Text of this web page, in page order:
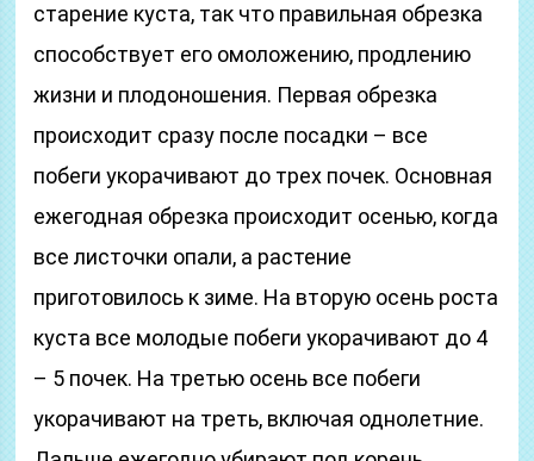
старение куста, так что правильная обрезка
способствует его омоложению, продлению
жизни и плодоношения. Первая обрезка
происходит сразу после посадки – все
побеги укорачивают до трех почек. Основная
ежегодная обрезка происходит осенью, когда
все листочки опали, а растение
приготовилось к зиме. На вторую осень роста
куста все молодые побеги укорачивают до 4
– 5 почек. На третью осень все побеги
укорачивают на треть, включая однолетние.